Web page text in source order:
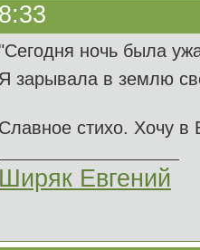
ночь была
Я зарывала в землю
Славное стихо. Хочу в
Ширяк Евгений